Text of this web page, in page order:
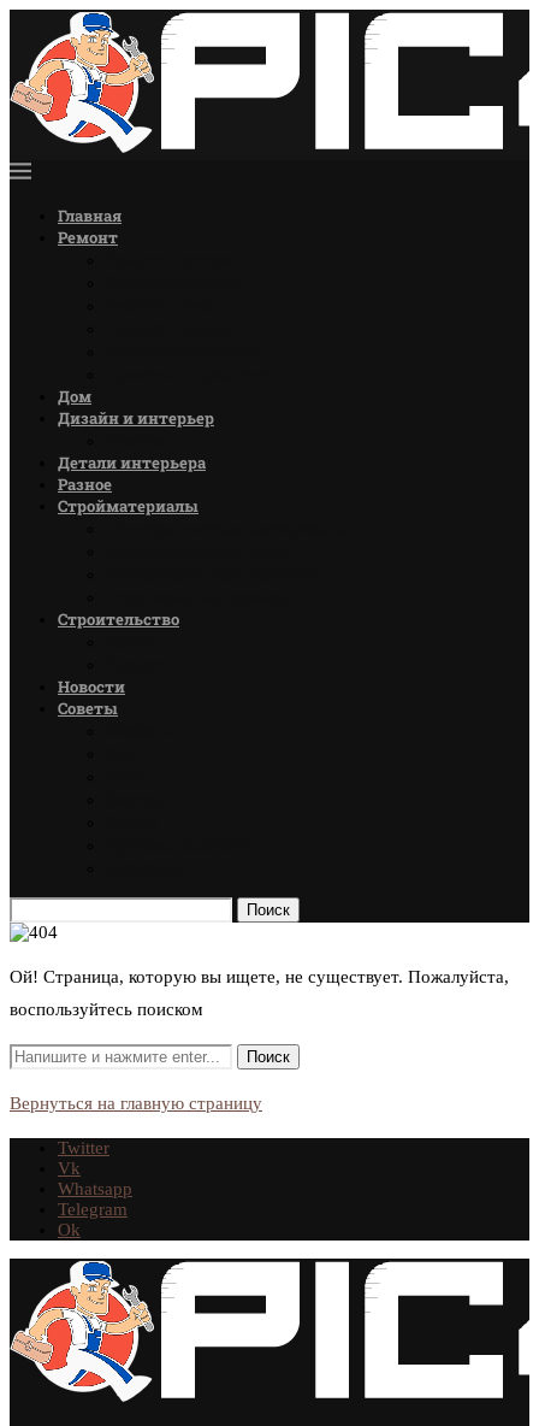
Главная
Ремонт
Дом
Дизайн и интерьер
Детали интерьера
Разное
Стройматериалы
Строительство
Новости
Советы
Поиск
Ой! Страница, которую вы ищете, не существует. Пожалуйста,
воспользуйтесь поиском
Вернуться на главную страницу
Twitter
Vk
Whatsapp
Telegram
Ok